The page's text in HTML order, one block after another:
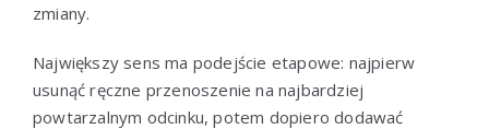
zmiany.
Największy sens ma podejście etapowe: najpierw
usunąć ręczne przenoszenie na najbardziej
powtarzalnym odcinku, potem dopiero dodawać